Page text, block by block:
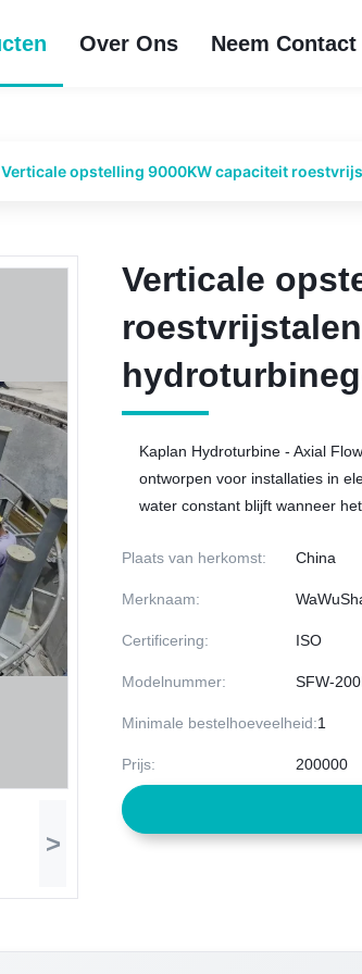
Over Ons Neem
Verticale opstelling 9000KW capaciteit
>
Verticale
Verticale
Kaplan Hydroturbine - Axial
ontworpen voor installaties in
water constant blijft wanneer
Plaats van herkomst: China
Merknaam:
Certificering: ISO
Modelnummer: SFW-
Minimale bestelhoeveelheid:1
Prijs: 200000